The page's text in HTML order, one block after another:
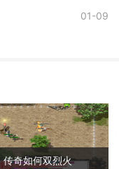
01-09
传奇如何双烈火